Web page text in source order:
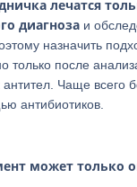
лечатся
диагноза и
назначить
только после
Чаще всего
антибиотиков.
может только